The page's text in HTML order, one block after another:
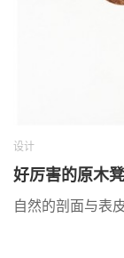
设计
好厉害的原木
自然的剖面与表